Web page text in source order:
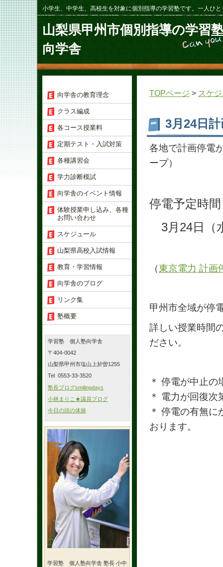
小学生、中学生、高校生を対象に個別指導の学習塾です。一人ひ
山梨県甲州市個別指導の学習
向学舎
TOPページ > スケ
3月24日
各地で計画停電
ープ）
停電予定時間
3月24日（
（東京電力 計画
甲州市全域が停
詳しい授業時間
ださい。
＊ 停電が中止の
＊ 電力が回復次
＊ 停電の有無
おります。
向学舎の教育理念
クラス編成
各コース授業料
定期テスト・入試対策
各種講習会
学力診断模試
向学舎のイベント情報
体験授業申し込み、各種
お問い合わせ
スケジュール
山梨県高校入試情報
教育・学習情報
向学舎のブログ
リンク集
塾概要
学習塾 個人塾向学舎
〒404-0042
山梨県甲州市塩山上於曽1255
Tel 0553-33-3520
塾長ブログsmilingdays
小林まりこ★議員ブログ
今日の頭の体操
学習塾 個人塾向学舎 塾長 小中